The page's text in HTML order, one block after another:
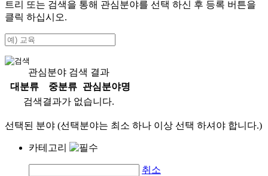
트리 또는 검색을 통해 관심분야를 선택 하신 후 등록 버튼을
클릭 하십시오.
관심분야 검색 결과
대분류
중분류
관심분야명
검색결과가 없습니다.
선택된 분야 (선택분야는 최소 하나 이상 선택 하셔야 합니다.)
카테고리
취소